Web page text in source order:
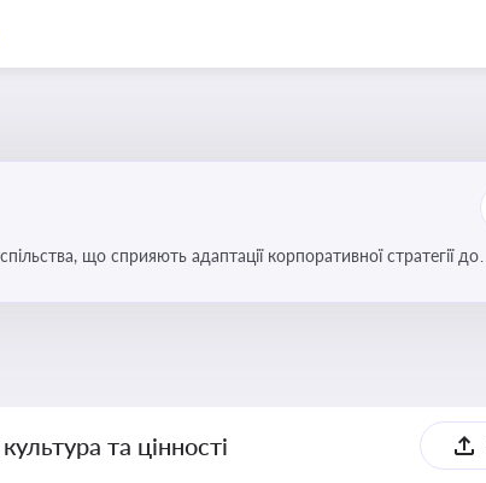
що сприяють адаптації корпоративної стратегії до
та цінності